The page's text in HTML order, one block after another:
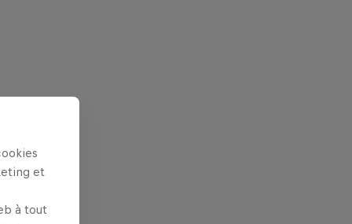
et
à tout